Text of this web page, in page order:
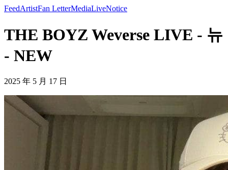
FeedArtistFan LetterMediaLiveNotice
THE BOYZ Weverse LIVE - 뉴
- NEW
2025 年 5 月 17 日